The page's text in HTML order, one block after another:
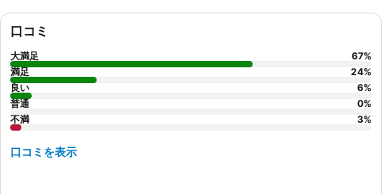
口コミ
大満足 67%
満足
24%
良い
6%
普通
0%
不満
3%
口コミを表示